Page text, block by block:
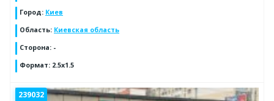
Город: Киев
Область: Киевская область
Сторона: -
Формат: 2.5x1.5
239032